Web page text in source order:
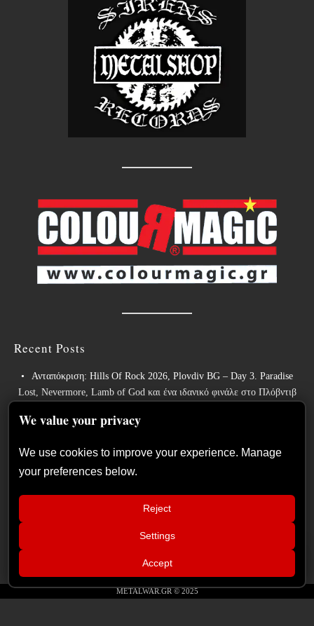
Recent Posts
Ανταπόκριση: Hills Of Rock 2026, Plovdiv BG – Day 3. Paradise
Lost, Nevermore, Lamb of God και ένα ιδανικό φινάλε στο Πλόβντιβ
Οι Γερμανοί πρωτοπόροι του συμφωνικού metal XANDRIA
Οι Wayfarer κυκλοφορούν νέο τραγούδι με τη συμμετοχή του David
Eugene Edwards και προαναγγέλλουν το νέο τους στούντιο άλμπουμ.
The Gathering: Η αέναη μεταμόρφωση των Ολλανδών πρωτοπόρων
του ατμοσφαιρικού ήχου
Οι Power metal InPhaze παρουσιάζουν το νέο τους άλμπουμ “Back
METALWAR.GR © 2025
We value your privacy
We use cookies to improve your experience. Manage
your preferences below.
Reject
Settings
Accept
Plovdiv BG – Day 3. Paradise Lost,
Nevermore, Lamb of God και ένα
ιδανικό φινάλε στο Πλόβντιβ